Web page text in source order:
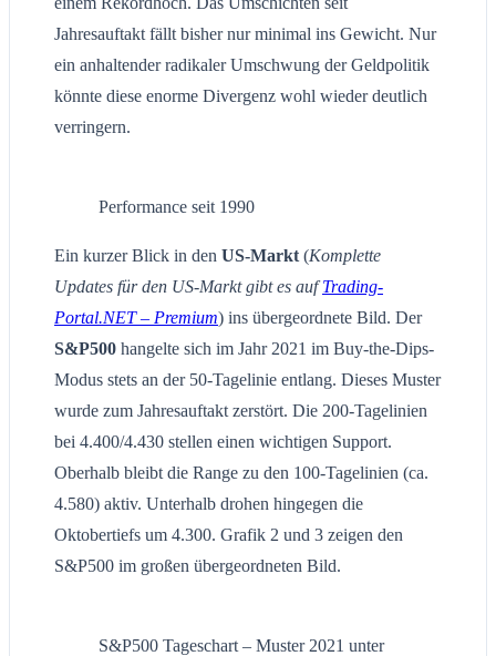
Jahresauftakt fällt bisher nur minimal ins Gewicht. Nur
ein anhaltender radikaler Umschwung der Geldpolitik
könnte diese enorme Divergenz wohl wieder deutlich
verringern.
Performance seit 1990
Ein kurzer Blick in den US-Markt (Komplette
Updates für den US-Markt gibt es aufTrading-
Portal.NET – Premium) ins übergeordnete Bild. Der
S&P500 hangelte sich im Jahr 2021 im Buy-the-Dips-
Modus stets an der 50-Tagelinie entlang. Dieses Muster
wurde zum Jahresauftakt zerstört. Die 200-Tagelinien
bei 4.400/4.430 stellen einen wichtigen Support.
Oberhalb bleibt die Range zu den 100-Tagelinien (ca.
4.580) aktiv. Unterhalb drohen hingegen die
Oktobertiefs um 4.300. Grafik 2 und 3 zeigen den
S&P500 im großen übergeordneten Bild.
S&P500 Tageschart – Muster 2021 unter